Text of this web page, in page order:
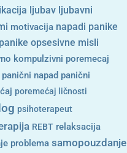
ljubav ljubavni
motivacija napadi panike
opsesivne misli
kompulzivni poremecaj
panični napad panični
poremećaj ličnosti
psihoterapeut
REBT relaksacija
problema samopouzdanje